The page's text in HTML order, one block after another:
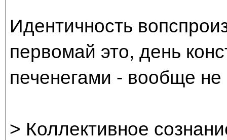
Идентичность
первомай это, день
печенегами - вообще
> Коллективное